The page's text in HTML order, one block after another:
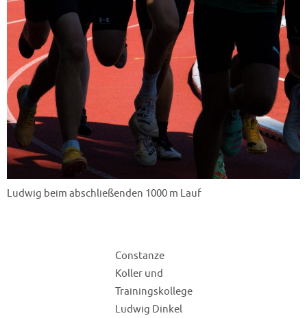
Ludwig beim abschließenden 1000 m Lauf
Constanze
Koller und
Trainingskollege
Ludwig Dinkel